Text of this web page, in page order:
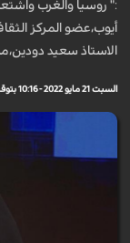
:" روسيا والغرب
أيوب،عضو المركز
الاستاذ سعيد
السبت 21 مايو 2022 - 10:16 بتوقيت مكة